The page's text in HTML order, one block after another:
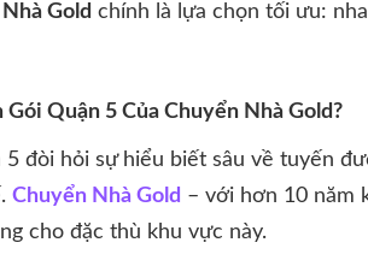
Gold chính là lựa chọn tối ưu:
Quận 5 Của Chuyển Nhà Gold?
đòi hỏi sự hiểu biết sâu về tuyến
Chuyển Nhà Gold – với hơn 10 năm
cho đặc thù khu vực này.